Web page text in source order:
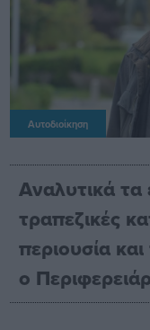
Αυτοδιοίκηση
Αναλυτικά τα
τραπεζικές
περιουσία
ο